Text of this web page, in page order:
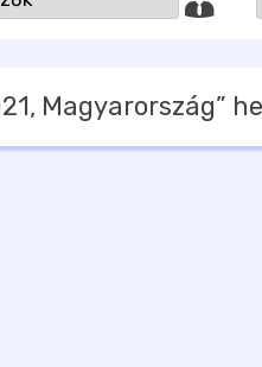
Magyarország”